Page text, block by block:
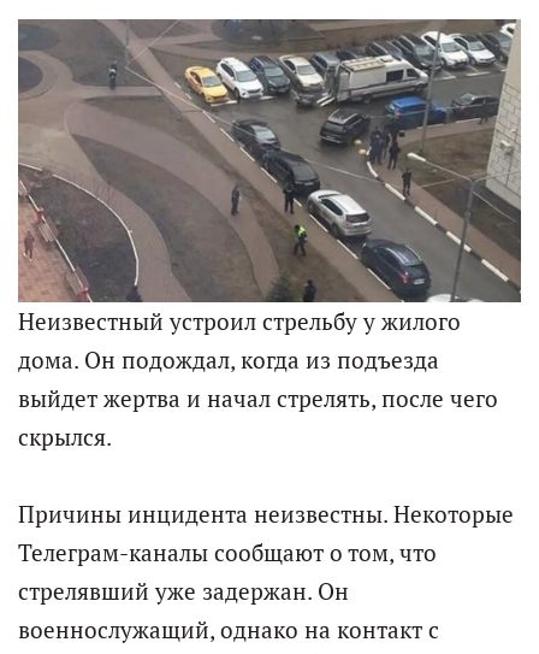
Неизвестный устроил стрельбу у жилого
дома. Он подождал, когда из подъезда
выйдет жертва и начал стрелять, после чего
скрылся.
Причины инцидента неизвестны. Некоторые
Телеграм-каналы сообщают о том, что
стрелявший уже задержан. Он
военнослужащий, однако на контакт с